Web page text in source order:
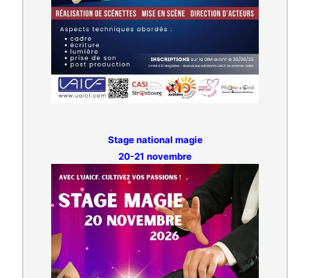
Stage national magie
20-21 novembre